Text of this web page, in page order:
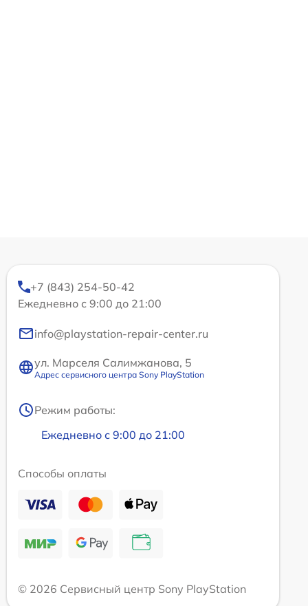
+7 (843) 254-50-42
Ежедневно с 9:00 до 21:00
info@playstation-repair-center.ru
ул. Марселя Салимжанова, 5
Адрес сервисного центра Sony PlayStation
Режим работы:
Ежедневно с 9:00 до 21:00
Способы оплаты
© 2026 Сервисный центр Sony PlayStation